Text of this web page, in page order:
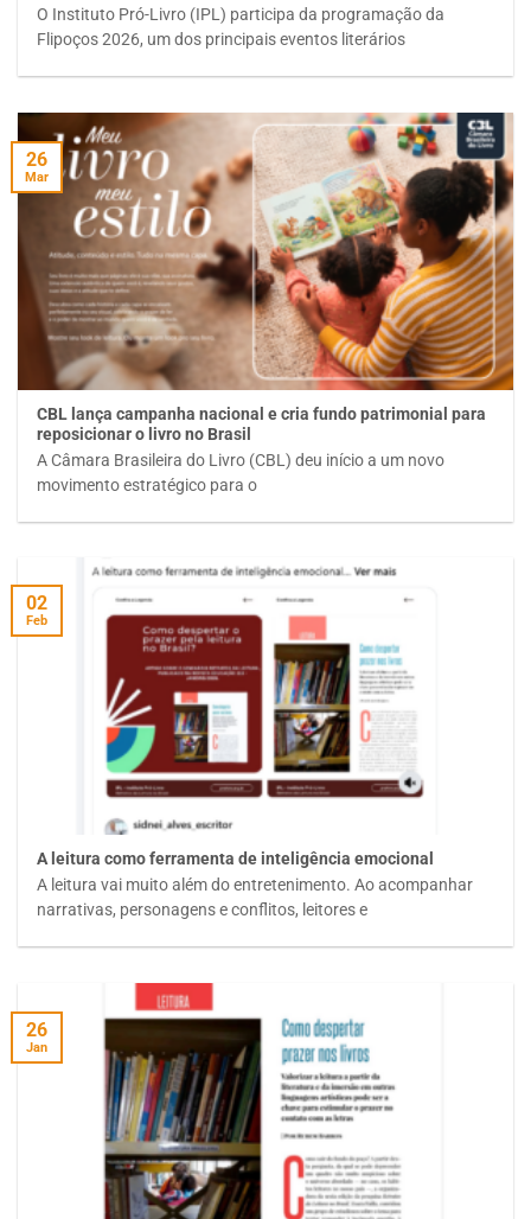
O Instituto Pró-Livro (IPL) participa da programação da
Flipoços 2026, um dos principais eventos literários
CBL lança campanha nacional e cria fundo patrimonial para
reposicionar o livro no Brasil
A Câmara Brasileira do Livro (CBL) deu início a um novo
movimento estratégico para o
26
Mar
A leitura como ferramenta de inteligência emocional
A leitura vai muito além do entretenimento. Ao acompanhar
narrativas, personagens e conflitos, leitores e
02
Feb
26
Jan